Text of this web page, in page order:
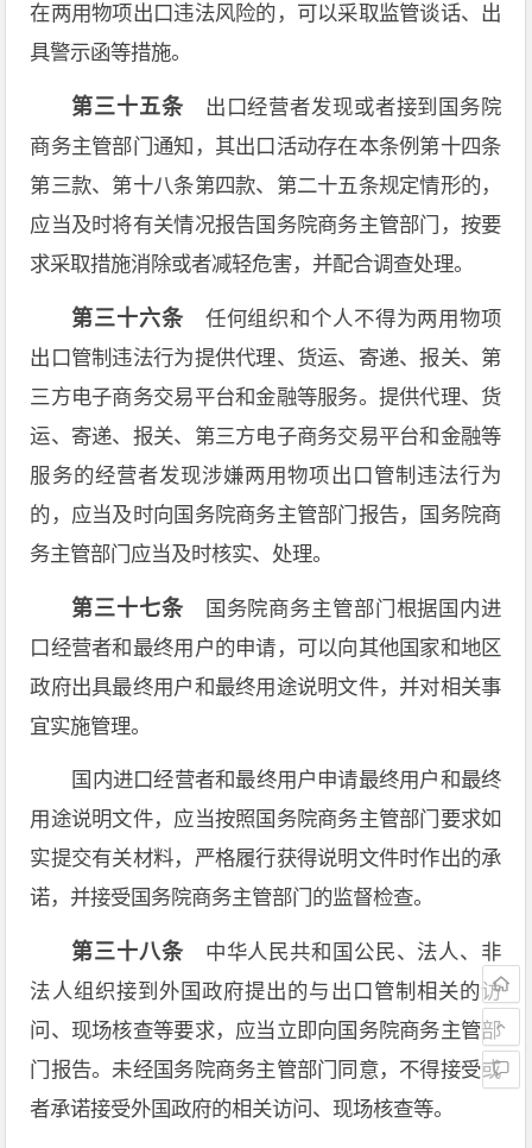
在两用物项出口违法风险的，可以采取监管谈话、出
具警示函等措施。
第三十五条 出口经营者发现或者接到国务院
商务主管部门通知，其出口活动存在本条例第十四条
第三款、第十八条第四款、第二十五条规定情形的，
应当及时将有关情况报告国务院商务主管部门，按要
求采取措施消除或者减轻危害，并配合调查处理。
第三十六条 任何组织和个人不得为两用物项
出口管制违法行为提供代理、货运、寄递、报关、第
三方电子商务交易平台和金融等服务。提供代理、货
运、寄递、报关、第三方电子商务交易平台和金融等
服务的经营者发现涉嫌两用物项出口管制违法行为
的，应当及时向国务院商务主管部门报告，国务院商
务主管部门应当及时核实、处理。
第三十七条 国务院商务主管部门根据国内进
口经营者和最终用户的申请，可以向其他国家和地区
政府出具最终用户和最终用途说明文件，并对相关事
宜实施管理。
国内进口经营者和最终用户申请最终用户和最终
用途说明文件，应当按照国务院商务主管部门要求如
实提交有关材料，严格履行获得说明文件时作出的承
诺，并接受国务院商务主管部门的监督检查。
第三十八条 中华人民共和国公民、法人、非
法人组织接到外国政府提出的与出口管制相关的访
问、现场核查等要求，应当立即向国务院商务主管部
门报告。未经国务院商务主管部门同意，不得接受或
者承诺接受外国政府的相关访问、现场核查等。